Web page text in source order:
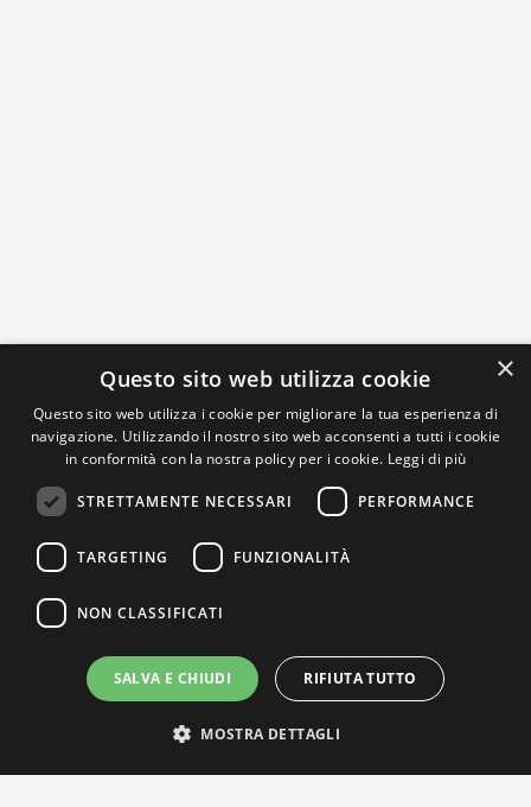
×
Questo sito web utilizza cookie
Questo sito web utilizza i cookie per migliorare la tua esperienza di
navigazione. Utilizzando il nostro sito web acconsenti a tutti i cookie
in conformità con la nostra policy per i cookie. Leggi di più
STRETTAMENTE NECESSARI PERFORMANCE
TARGETING FUNZIONALITÀ
NON CLASSIFICATI
SALVA E CHIUDI RIFIUTA TUTTO
MOSTRA DETTAGLI